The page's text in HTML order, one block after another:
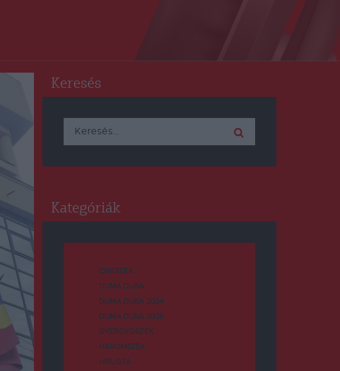
Keresés
Keresés:
Kategóriák
CSÍKSZÉK
DUMA DUBA
DUMA DUBA 2024
DUMA DUBA 2026
GYERGYÓSZÉK
HÁROMSZÉK
HÍRLISTA